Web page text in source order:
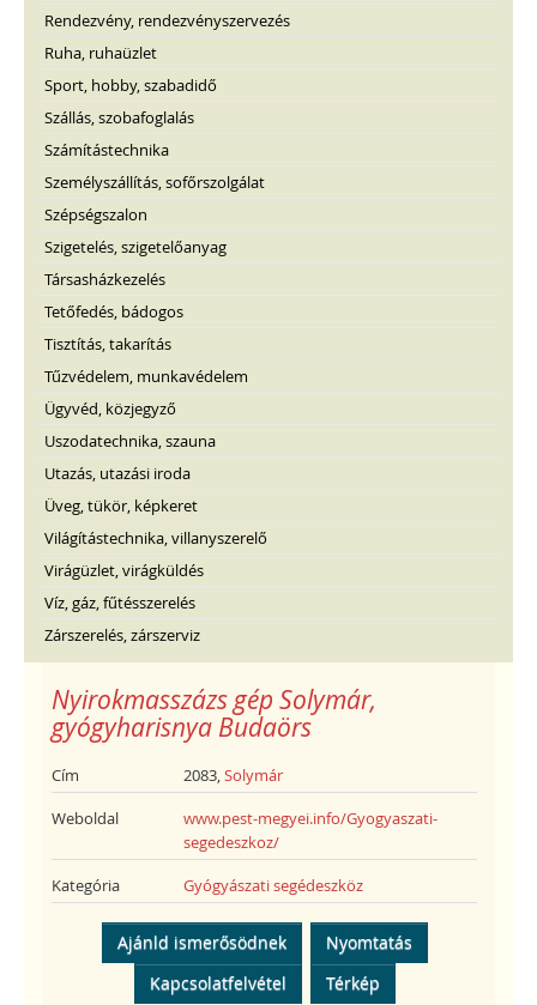
Rendezvény, rendezvényszervezés
Ruha, ruhaüzlet
Sport, hobby, szabadidő
Szállás, szobafoglalás
Számítástechnika
Személyszállítás, sofőrszolgálat
Szépségszalon
Szigetelés, szigetelőanyag
Társasházkezelés
Tetőfedés, bádogos
Tisztítás, takarítás
Tűzvédelem, munkavédelem
Ügyvéd, közjegyző
Uszodatechnika, szauna
Utazás, utazási iroda
Üveg, tükör, képkeret
Világítástechnika, villanyszerelő
Virágüzlet, virágküldés
Víz, gáz, fűtésszerelés
Zárszerelés, zárszerviz
Nyirokmasszázs gép Solymár,
gyógyharisnya Budaörs
Cím 2083,Solymár
Weboldal
www.pest-megyei.info/Gyogyaszati-
segedeszkoz/
Kategória Gyógyászati segédeszköz
Ajánld ismerősödnek
Nyomtatás
Kapcsolatfelvétel
Térkép